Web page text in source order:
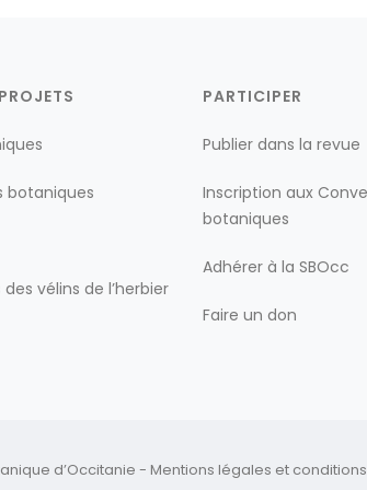
botaniques
vélins de l’herbier
PARTICIPER
Publier dans la revue
Inscription aux
botaniques
Adhérer à la SBOcc
Faire un don
d’Occitanie - Mentions légales et